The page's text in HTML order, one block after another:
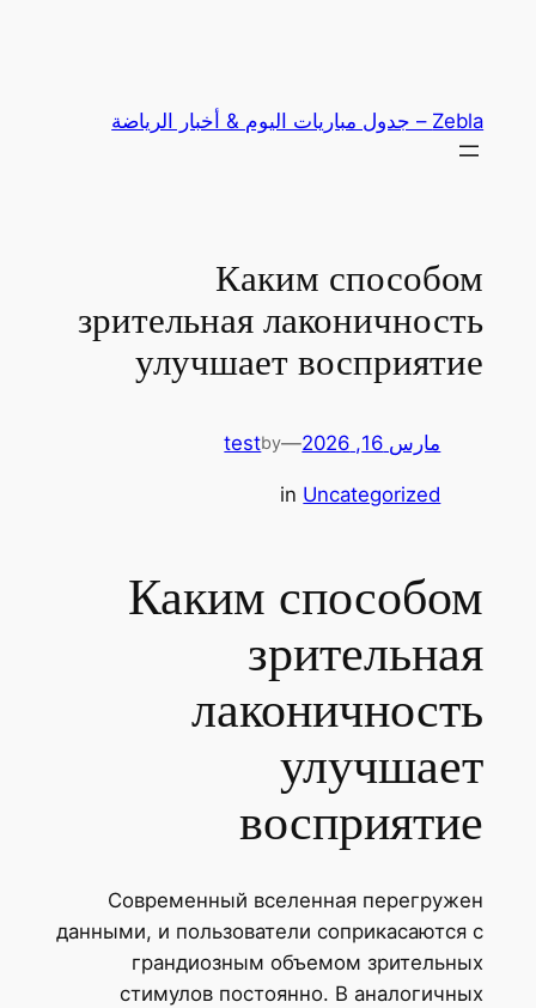
Zebla – جدول مباريات اليوم & أخبار الرياضة
Каким способом
зрительная лаконичность
улучшает восприятие
مارس 16, 2026 —
by
test
in Uncategorized
Каким способом
зрительная
лаконичность
улучшает
восприятие
Современный вселенная перегружен
данными, и пользователи соприкасаются с
грандиозным объемом зрительных
стимулов постоянно. В аналогичных